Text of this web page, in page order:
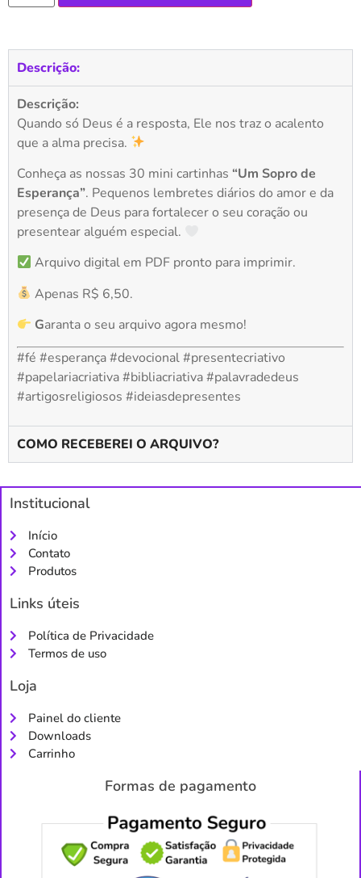
Descrição:
Descrição:
Quando só Deus é a resposta, Ele nos traz o acalento
que a alma precisa.
Conheça as nossas 30 mini cartinhas “Um Sopro de
Esperança”. Pequenos lembretes diários do amor e da
presença de Deus para fortalecer o seu coração ou
presentear alguém especial.
Arquivo digital em PDF pronto para imprimir.
Apenas R$ 6,50.
Garanta o seu arquivo agora mesmo!
#fé #esperança #devocional #presentecriativo
#papelariacriativa #bibliacriativa #palavradedeus
#artigosreligiosos #ideiasdepresentes
COMO RECEBEREI O ARQUIVO?
Institucional
Início
Contato
Produtos
Links úteis
Política de Privacidade
Termos de uso
Loja
Painel do cliente
Downloads
Carrinho
Formas de pagamento